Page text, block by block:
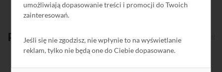
umożliwiają dopasowanie treści i promocji do Twoich
zainteresowań.
Jeśli się nie zgodzisz, nie wpłynie to na wyświetlanie
reklam, tylko nie będą one do Ciebie dopasowane.
Produktypowiązane